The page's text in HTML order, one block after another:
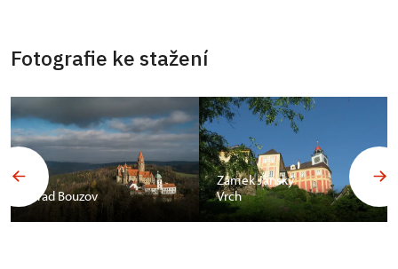
Fotografie ke stažení
Hrad Bouzov
Zámek Jánský
Vrch